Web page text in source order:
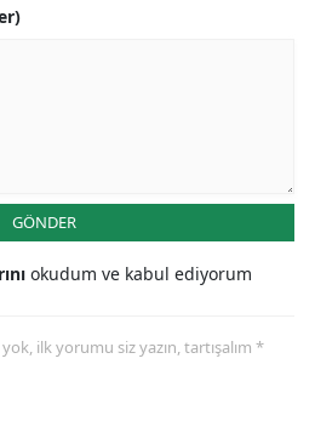
GÖNDER
okudum ve kabul ediyorum
ilk yorumu siz yazın, tartışalım *